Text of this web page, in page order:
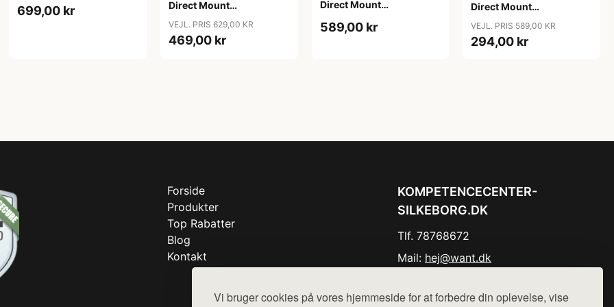
Vi bruger cookies på vores hjemmeside for at forbedre din oplevelse, vise
Asymmetric) - Sort
699,00 kr
Direct Mount
Shimano - Sort
VEJL. PRIS 629,00 KR
469,00 kr
Direct Mount
(1x10/11/12) Oval
589,00 kr
Direct Mount
SRAM (Boost) - Lilla
VEJL. PRIS 589,00 KR
294,00 kr
Forside
Produkter
Top Rabatter
Blog
Kontakt
KOMPETENCECENTER-
SILKEBORG.DK
Tlf. 78768672
Mail: hej@want.dk